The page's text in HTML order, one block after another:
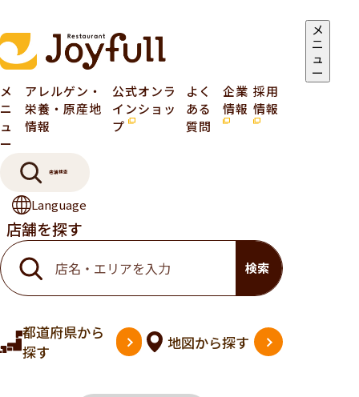
メ
ニ
ュ
ー
メ
ニ
ュ
ー
アレルゲン・
栄養・原産地
情報
公式オンラ
インショッ
プ
よく
ある
質問
企業
情報
採用
情報
店舗検索
Language
店舗を探す
検索
都道府県から
探す
地図から探す